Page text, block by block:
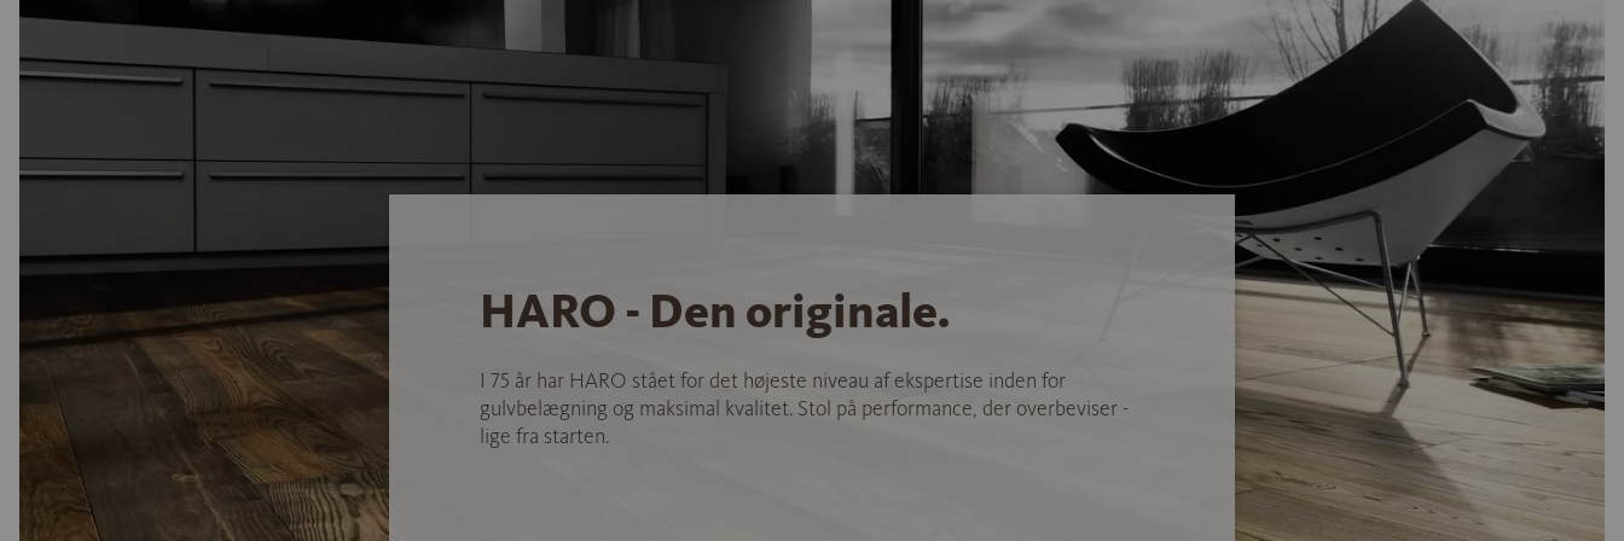
HARO - Den originale.
I 75 år har HARO stået for det højeste niveau af ekspertise inden for
gulvbelægning og maksimal kvalitet. Stol på performance, der overbeviser -
lige fra starten.